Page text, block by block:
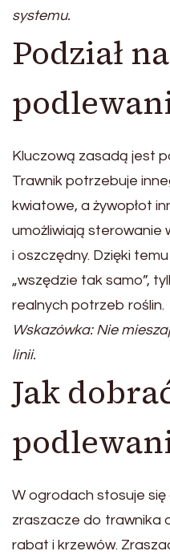
systemu.
Podział
Kluczową zasadą jest
Trawnik potrzebuje
kwiatowe, a żywopłot
umożliwiają sterowanie
i oszczędny. Dzięki
„wszędzie tak samo”,
realnych potrzeb roślin.
Wskazówka: Nie
linii.
Jak
W ogrodach stosuje się
zraszacze do trawnika
rabat i krzewów.